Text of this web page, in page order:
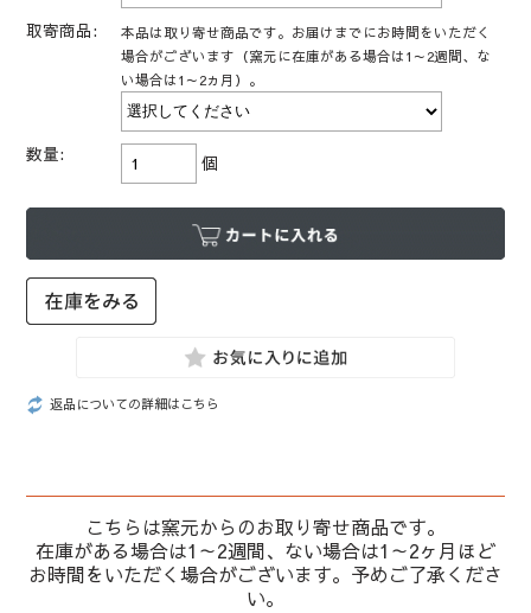
取寄商品:
本品は取り寄せ商品です。お届けまでにお時間をいただく
場合がございます（窯元に在庫がある場合は1～2週間、な
い場合は1～2ヵ月）。
数量: 個
返品についての詳細はこちら
こちらは窯元からのお取り寄せ商品です。
在庫がある場合は1～2週間、ない場合は1～2ヶ月ほど
お時間をいただく場合がございます。予めご了承くださ
い。